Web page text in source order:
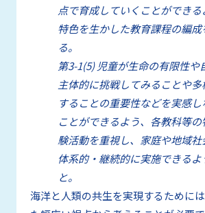
点で育成していくことができ
特色を生かした教育課程の編
る。
第3-1(5) 児童が生命の有限性や
主体的に挑戦してみることや
することの重要性などを実感
ことができるよう、各教科等
験活動を重視し、家庭や地域
体系的・継続的に実施できる
と。
海洋と人類の共生を実現するために